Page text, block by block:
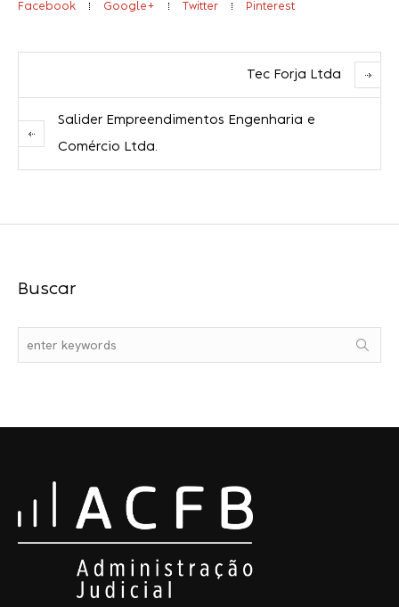
Facebook Google+ Twitter Pinterest
Tec Forja Ltda
Salider Empreendimentos Engenharia e
Comércio Ltda.
Buscar